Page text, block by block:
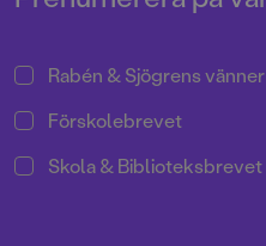
Rabén & Sjögrens vänner
Förskolebrevet
Skola & Biblioteksbrevet